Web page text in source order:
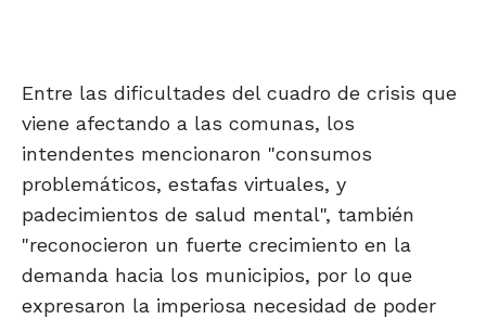
Entre las dificultades del cuadro de crisis que
viene afectando a las comunas, los
intendentes mencionaron "consumos
problemáticos, estafas virtuales, y
padecimientos de salud mental", también
"reconocieron un fuerte crecimiento en la
demanda hacia los municipios, por lo que
expresaron la imperiosa necesidad de poder